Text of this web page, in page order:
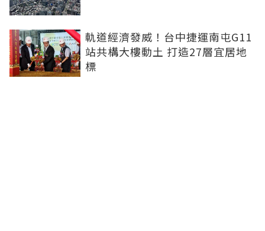
軌道經濟發威！台中捷運南屯G11
站共構大樓動土 打造27層宜居地
標